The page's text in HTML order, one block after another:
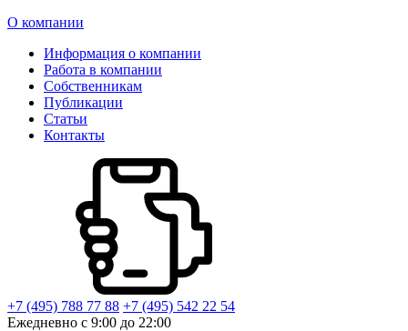
О компании
Информация о компании
Работа в компании
Собственникам
Публикации
Статьи
Контакты
+7 (495) 788 77 88 +7 (495) 542 22 54
Ежедневно с 9:00 до 22:00